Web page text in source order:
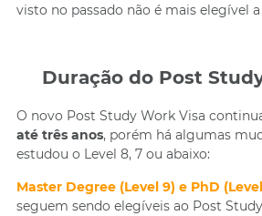
visto no passado não é mais elegível
Duração do Post
O novo Post Study Work Visa
até três anos, porém há algumas
estudou o Level 8, 7 ou abaixo:
Master Degree (Level 9) e PhD
seguem sendo elegíveis ao Post